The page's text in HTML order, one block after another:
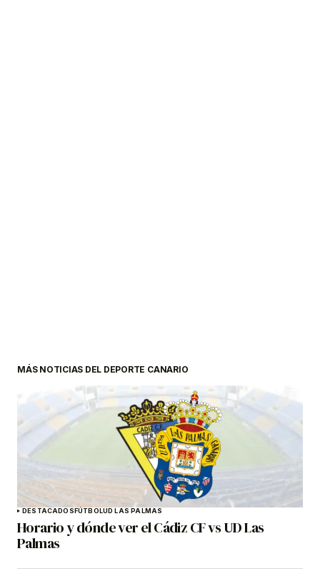
MÁS NOTICIAS DEL DEPORTE CANARIO
DESTACADOSFÚTBOLUD LAS PALMAS
Horario y dónde ver el Cádiz CF vs UD Las
Palmas